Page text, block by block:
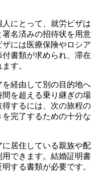
にとって、就労ビザは
名済みの招待状を用意
には医療保険やロシア
書類が求められ、滞在
す。
を経由して別の目的地へ
を超える乗り継ぎの場
するには、次の旅程の
完了するための十分な
居住している親族や配
できます。結婚証明書
する書類が必要です。